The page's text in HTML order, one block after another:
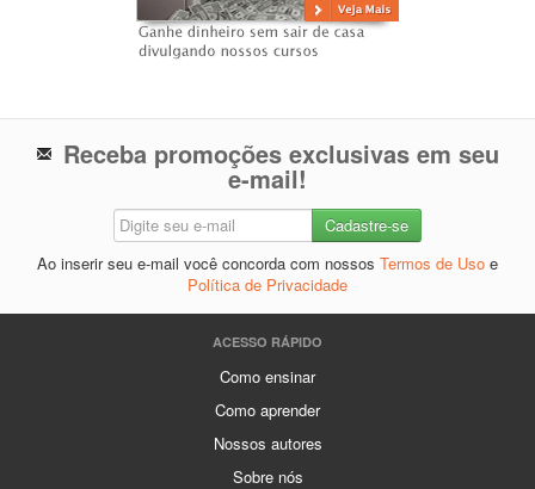
Receba promoções exclusivas em seu
e-mail!
Ao inserir seu e-mail você concorda com nossos Termos de Uso e
Política de Privacidade
ACESSO RÁPIDO
Como ensinar
Como aprender
Nossos autores
Sobre nós